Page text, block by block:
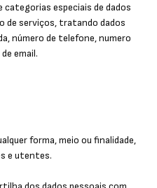
especiais de dados
de serviços, tratando dados
número de telefone, numero
email.
forma, meio ou finalidade,
e utentes.